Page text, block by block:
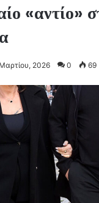
«αντίο»
2026 0 69